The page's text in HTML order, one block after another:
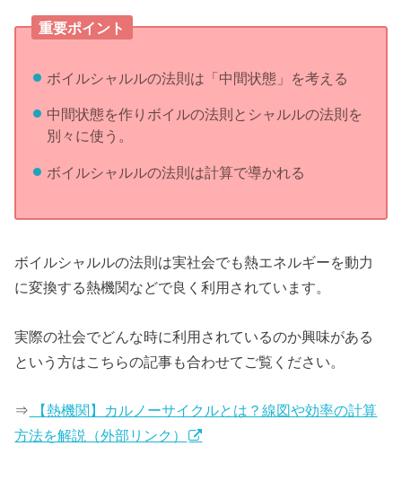
重要ポイント
ボイルシャルルの法則は「中間状態」を考える
中間状態を作りボイルの法則とシャルルの法則を
別々に使う。
ボイルシャルルの法則は計算で導かれる
ボイルシャルルの法則は実社会でも熱エネルギーを動力
に変換する熱機関などで良く利用されています。
実際の社会でどんな時に利用されているのか興味がある
という方はこちらの記事も合わせてご覧ください。
⇒ 【熱機関】カルノーサイクルとは？線図や効率の計算
方法を解説（外部リンク）